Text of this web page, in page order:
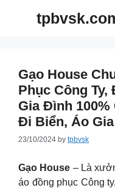
Gạo House
Phục Công
Gia Đình
Đi Biển, Áo
23/10/2024 by tpbvsk
Gạo House – Là
áo đồng phục Công